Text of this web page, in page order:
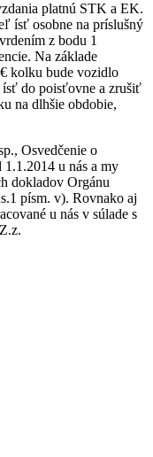
platnú STK a EK.
ísť osobne na príslušný
z bodu 1
Na základe
kolku bude vozidlo
ísť do poisťovne a zrušiť
na dlhšie obdobie,
Osvedčenie o
u nás a my
dokladov Orgánu
písm. v). Rovnako aj
u nás v súlade s